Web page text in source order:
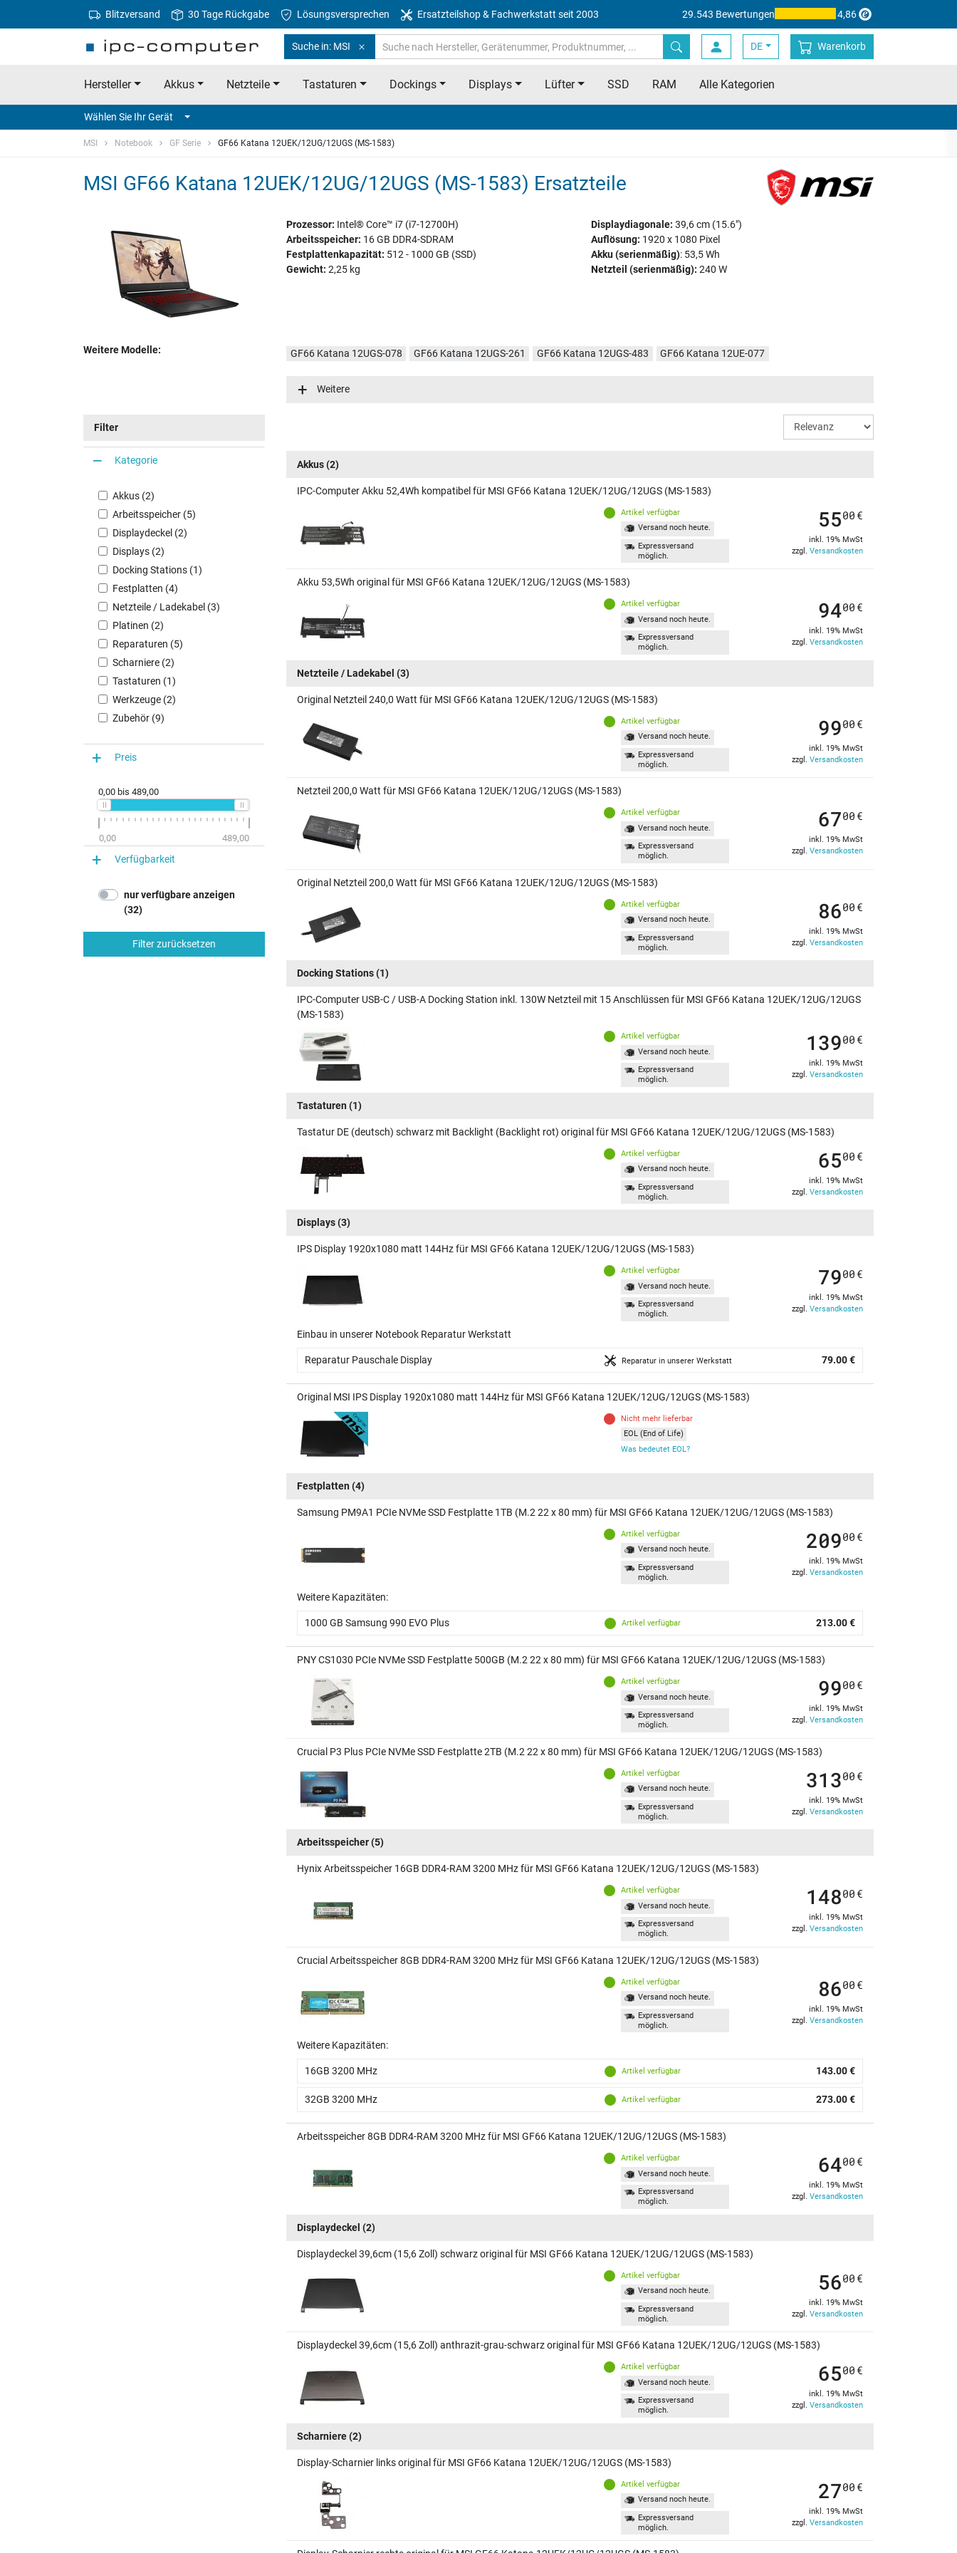
Blitzversand 30 Tage Rückgabe Lösungsversprechen Ersatzteilshop & Fachwerkstatt seit 2003 29.543 Bewertungen 4,86
Suche in: MSI DE Warenkorb
Hersteller Akkus Netzteile Tastaturen Dockings Displays Lüfter SSD RAM Alle Kategorien
Wählen Sie Ihr Gerät
MSI Notebook GF Serie GF66 Katana 12UEK/12UG/12UGS (MS-1583)
MSI GF66 Katana 12UEK/12UG/12UGS (MS-1583) Ersatzteile
Prozessor: Intel® Core™ i7 (i7-12700H)
Arbeitsspeicher: 16 GB DDR4-SDRAM
Festplattenkapazität: 512 - 1000 GB (SSD)
Gewicht: 2,25 kg
Displaydiagonale: 39,6 cm (15.6")
Auflösung: 1920 x 1080 Pixel
Akku (serienmäßig): 53,5 Wh
Netzteil (serienmäßig): 240 W
Weitere Modelle: GF66 Katana 12UGS-078 GF66 Katana 12UGS-261 GF66 Katana 12UGS-483
GF66 Katana 12UE-077
GF66 Katana 12UG-079
Weitere
Filter
Kategorie
Akkus (2)
Arbeitsspeicher (5)
Displaydeckel (2)
Displays (2)
Docking Stations (1)
Festplatten (4)
Netzteile / Ladekabel (3)
Platinen (2)
Reparaturen (5)
Scharniere (2)
Tastaturen (1)
Werkzeuge (2)
Zubehör (9)
Preis
0,00 bis 489,00
0,00 489,00
Verfügbarkeit
nur verfügbare anzeigen
(32)
Filter zurücksetzen
Akkus(2)
IPC-Computer Akku 52,4Wh kompatibel für MSI GF66 Katana 12UEK/12UG/12UGS (MS-1583)
Artikel verfügbar
Versand noch heute.
Expressversand
möglich.
5500 €
inkl. 19% MwSt
zzgl. Versandkosten
Akku 53,5Wh original für MSI GF66 Katana 12UEK/12UG/12UGS (MS-1583)
Artikel verfügbar
Versand noch heute.
Expressversand
möglich.
9400 €
inkl. 19% MwSt
zzgl. Versandkosten
Netzteile / Ladekabel (3)
Original Netzteil 240,0 Watt für MSI GF66 Katana 12UEK/12UG/12UGS (MS-1583)
Artikel verfügbar
Versand noch heute.
Expressversand
möglich.
9900 €
inkl. 19% MwSt
zzgl. Versandkosten
Netzteil 200,0 Watt für MSI GF66 Katana 12UEK/12UG/12UGS (MS-1583)
Artikel verfügbar
Versand noch heute.
Expressversand
möglich.
6700 €
inkl. 19% MwSt
zzgl. Versandkosten
Original Netzteil 200,0 Watt für MSI GF66 Katana 12UEK/12UG/12UGS (MS-1583)
Artikel verfügbar
Versand noch heute.
Expressversand
möglich.
8600 €
inkl. 19% MwSt
zzgl. Versandkosten
Docking Stations(1)
IPC-Computer USB-C / USB-A Docking Station inkl. 130W Netzteil mit 15 Anschlüssen für MSI GF66 Katana 12UEK/12UG/12UGS
(MS-1583)
Artikel verfügbar
Versand noch heute.
Expressversand
möglich.
13900 €
inkl. 19% MwSt
zzgl. Versandkosten
Tastaturen (1)
Tastatur DE (deutsch) schwarz mit Backlight (Backlight rot) original für MSI GF66 Katana 12UEK/12UG/12UGS (MS-1583)
Artikel verfügbar
Versand noch heute.
Expressversand
möglich.
6500 €
inkl. 19% MwSt
zzgl. Versandkosten
Displays(3)
IPS Display 1920x1080 matt 144Hz für MSI GF66 Katana 12UEK/12UG/12UGS (MS-1583)
Artikel verfügbar
Versand noch heute.
Expressversand
möglich.
7900 €
inkl. 19% MwSt
zzgl. Versandkosten
Einbau in unserer Notebook Reparatur Werkstatt
Reparatur Pauschale Display Reparatur in unserer Werkstatt 79.00 €
Original MSI IPS Display 1920x1080 matt 144Hz für MSI GF66 Katana 12UEK/12UG/12UGS (MS-1583)
Nicht mehr lieferbar
EOL (End of Life)
Was bedeutet EOL?
Festplatten (4)
Samsung PM9A1 PCIe NVMe SSD Festplatte 1TB (M.2 22 x 80 mm) für MSI GF66 Katana 12UEK/12UG/12UGS (MS-1583)
Artikel verfügbar
Versand noch heute.
Expressversand
möglich.
20900 €
inkl. 19% MwSt
zzgl. Versandkosten
Weitere Kapazitäten:
1000 GB Samsung 990 EVO Plus Artikel verfügbar 213.00 €
PNY CS1030 PCIe NVMe SSD Festplatte 500GB (M.2 22 x 80 mm) für MSI GF66 Katana 12UEK/12UG/12UGS (MS-1583)
Artikel verfügbar
Versand noch heute.
Expressversand
möglich.
9900 €
inkl. 19% MwSt
zzgl. Versandkosten
Crucial P3 Plus PCIe NVMe SSD Festplatte 2TB (M.2 22 x 80 mm) für MSI GF66 Katana 12UEK/12UG/12UGS (MS-1583)
Artikel verfügbar
Versand noch heute.
Expressversand
möglich.
31300 €
inkl. 19% MwSt
zzgl. Versandkosten
Arbeitsspeicher(5)
Hynix Arbeitsspeicher 16GB DDR4-RAM 3200 MHz für MSI GF66 Katana 12UEK/12UG/12UGS (MS-1583)
Artikel verfügbar
Versand noch heute.
Expressversand
möglich.
14800 €
inkl. 19% MwSt
zzgl. Versandkosten
Crucial Arbeitsspeicher 8GB DDR4-RAM 3200 MHz für MSI GF66 Katana 12UEK/12UG/12UGS (MS-1583)
Artikel verfügbar
Versand noch heute.
Expressversand
möglich.
8600 €
inkl. 19% MwSt
zzgl. Versandkosten
Weitere Kapazitäten:
16GB 3200 MHz Artikel verfügbar 143.00 €
32GB 3200 MHz Artikel verfügbar 273.00 €
Arbeitsspeicher 8GB DDR4-RAM 3200 MHz für MSI GF66 Katana 12UEK/12UG/12UGS (MS-1583)
Artikel verfügbar
Versand noch heute.
Expressversand
möglich.
6400 €
inkl. 19% MwSt
zzgl. Versandkosten
Displaydeckel (2)
Displaydeckel 39,6cm (15,6 Zoll) schwarz original für MSI GF66 Katana 12UEK/12UG/12UGS (MS-1583)
Artikel verfügbar
Versand noch heute.
Expressversand
möglich.
5600 €
inkl. 19% MwSt
zzgl. Versandkosten
Displaydeckel 39,6cm (15,6 Zoll) anthrazit-grau-schwarz original für MSI GF66 Katana 12UEK/12UG/12UGS (MS-1583)
Artikel verfügbar
Versand noch heute.
Expressversand
möglich.
6500 €
inkl. 19% MwSt
zzgl. Versandkosten
Scharniere(2)
Display-Scharnier links original für MSI GF66 Katana 12UEK/12UG/12UGS (MS-1583)
Artikel verfügbar
Versand noch heute.
Expressversand
möglich.
2700 €
inkl. 19% MwSt
zzgl. Versandkosten